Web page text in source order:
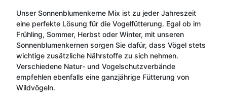
Unser Sonnenblumenkerne Mix ist zu jeder Jahreszeit
eine perfekte Lösung für die Vogelfütterung. Egal ob im
Frühling, Sommer, Herbst oder Winter, mit unseren
Sonnenblumenkernen sorgen Sie dafür, dass Vögel stets
wichtige zusätzliche Nährstoffe zu sich nehmen.
Verschiedene Natur- und Vogelschutzverbände
empfehlen ebenfalls eine ganzjährige Fütterung von
Wildvögeln.